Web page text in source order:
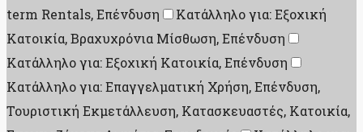
term Rentals, Επένδυση
Κατάλληλο για: Εξοχική
Κατοικία, Βραχυχρόνια Μίσθωση, Επένδυση
Κατάλληλο για: Εξοχική Κατοικία, Επένδυση
Κατάλληλο για: Επαγγελματική Χρήση, Επένδυση,
Τουριστική Εκμετάλλευση, Κατασκευαστές, Κατοικία,